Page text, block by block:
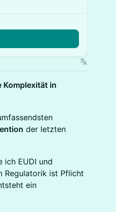
Komplexität in
der letzten
ich EUDI und
Regulatorik ist Pflicht
ein